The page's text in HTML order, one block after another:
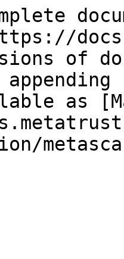
of
as